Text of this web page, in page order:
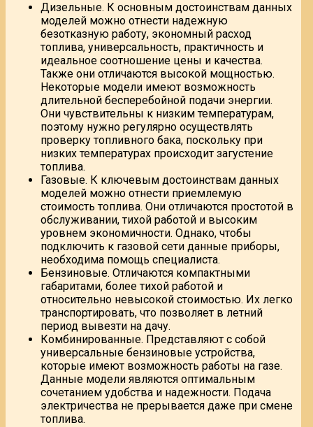
Дизельные. К основным достоинствам данных
моделей можно отнести надежную
безотказную работу, экономный расход
топлива, универсальность, практичность и
идеальное соотношение цены и качества.
Также они отличаются высокой мощностью.
Некоторые модели имеют возможность
длительной бесперебойной подачи энергии.
Они чувствительны к низким температурам,
поэтому нужно регулярно осуществлять
проверку топливного бака, поскольку при
низких температурах происходит загустение
топлива.
Газовые. К ключевым достоинствам данных
моделей можно отнести приемлемую
стоимость топлива. Они отличаются простотой в
обслуживании, тихой работой и высоким
уровнем экономичности. Однако, чтобы
подключить к газовой сети данные приборы,
необходима помощь специалиста.
Бензиновые. Отличаются компактными
габаритами, более тихой работой и
относительно невысокой стоимостью. Их легко
транспортировать, что позволяет в летний
период вывезти на дачу.
Комбинированные. Представляют с собой
универсальные бензиновые устройства,
которые имеют возможность работы на газе.
Данные модели являются оптимальным
сочетанием удобства и надежности. Подача
электричества не прерывается даже при смене
топлива.